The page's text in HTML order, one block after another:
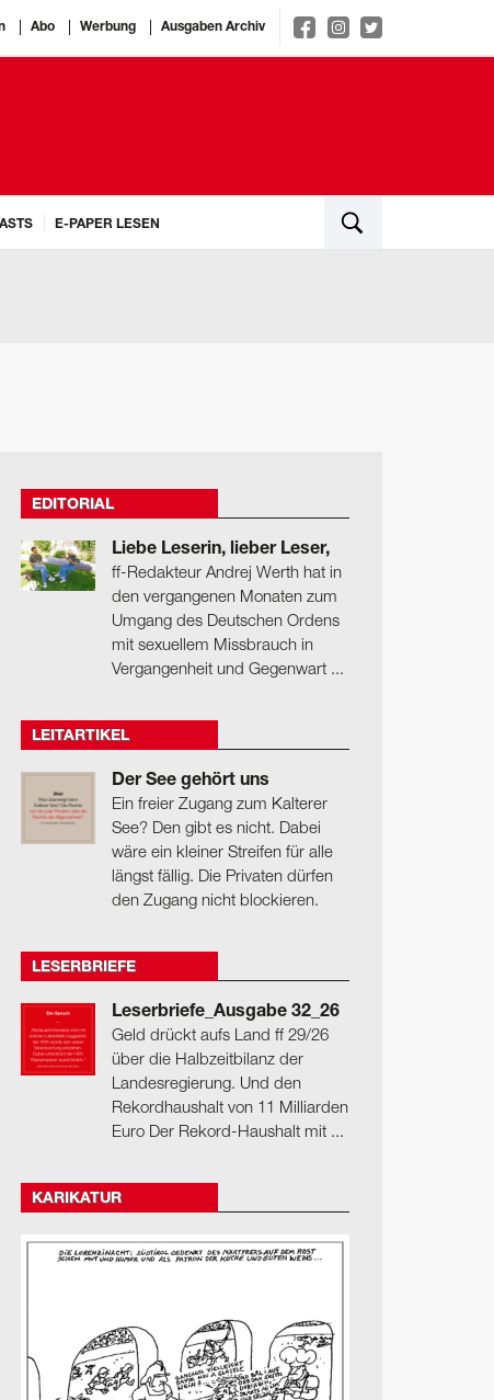
Abo Werbung Ausgaben Archiv
E-PAPER LESEN
EDITORIAL
Liebe Leserin, lieber Leser,
ff-Redakteur Andrej Werth hat in
den vergangenen Monaten zum
Umgang des Deutschen Ordens
mit sexuellem Missbrauch in
Vergangenheit und Gegenwart ...
LEITARTIKEL
Der See gehört uns
Ein freier Zugang zum Kalterer
See? Den gibt es nicht. Dabei
wäre ein kleiner Streifen für alle
längst fällig. Die Privaten dürfen
den Zugang nicht blockieren.
LESERBRIEFE
Leserbriefe_Ausgabe 32_26
Geld drückt aufs Land ff 29/26
über die Halbzeitbilanz der
Landesregierung. Und den
Rekordhaushalt von 11 Milliarden
Euro Der Rekord-Haushalt mit ...
KARIKATUR